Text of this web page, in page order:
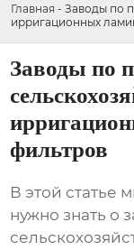
Главная - Заводы по
ирригационных
Заводы по
фильтров
В этой статье
нужно знать о